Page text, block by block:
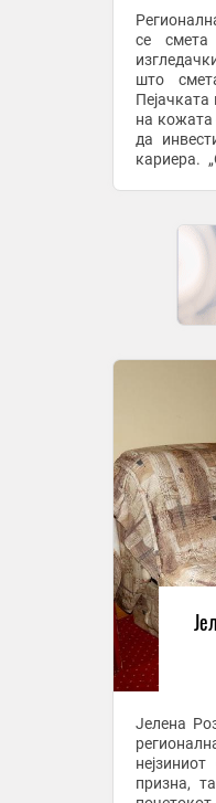
се смета
што
Пејачката
на кожата
да
кариера.
Јелена
призна,